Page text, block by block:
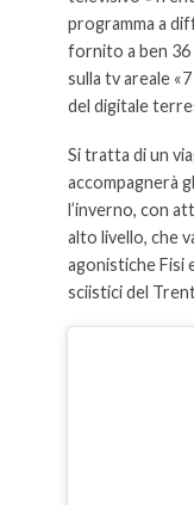
programma a
fornito a ben
sulla tv areale
del digitale
Si tratta di un
accompagnerà
l’inverno, con
alto livello, che
agonistiche Fisi
sciistici del